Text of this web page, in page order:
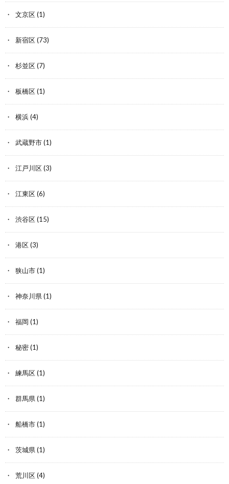
文京区(1)
新宿区(73)
杉並区(7)
板橋区(1)
横浜(4)
武蔵野市(1)
江戸川区(3)
江東区(6)
渋谷区(15)
港区(3)
狭山市(1)
神奈川県(1)
福岡 (1)
秘密(1)
練馬区(1)
群馬県(1)
船橋市(1)
茨城県(1)
荒川区(4)